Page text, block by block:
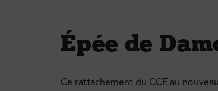
Épée de
Ce rattachement du CCE au